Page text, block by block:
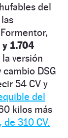
del
1.704
versión
DSG
54 CV y
del
kilos más
310 CV.